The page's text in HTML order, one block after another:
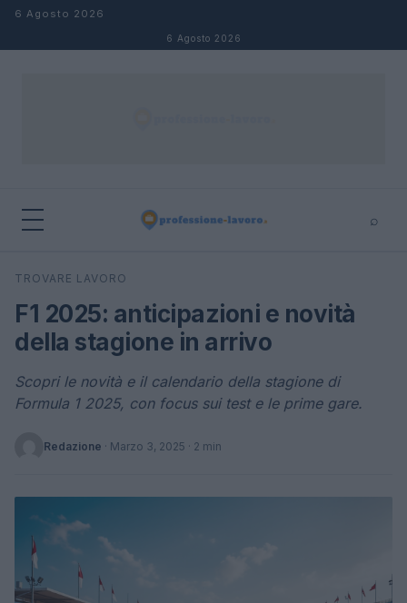
Salta al contenuto
6 Agosto 2026
6 Agosto 2026
⌕
Cerca
TROVARE LAVORO
F1 2025: anticipazioni e novità
della stagione in arrivo
Scopri le novità e il calendario della stagione di
Formula 1 2025, con focus sui test e le prime gare.
Redazione · Marzo 3, 2025 · 2 min